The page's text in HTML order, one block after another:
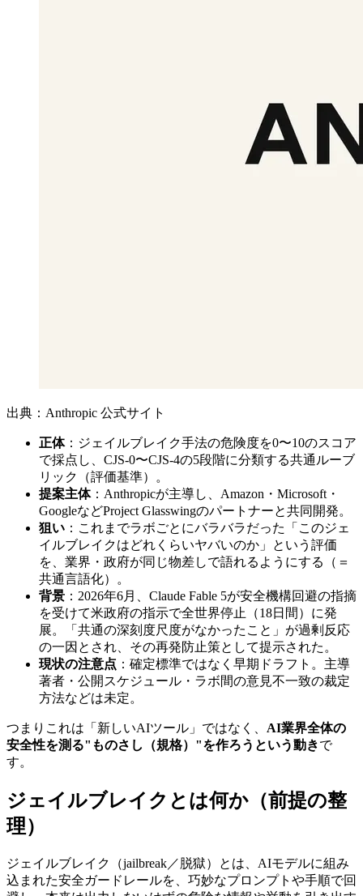
出典：Anthropic 公式サイト
正体：ジェイルブレイク手法の危険度を0〜10のスコア
で採点し、CJS-0〜CJS-4の5段階に分類する共通ルーブ
リック（評価基準）。
提案主体：Anthropicが主導し、Amazon・Microsoft・
GoogleなどProject Glasswingのパートナーと共同開発。
狙い ：これまでラボごとにバラバラだった「このジェ
イルブレイクはどれくらいヤバいのか」という評価
を、業界・政府が同じ物差しで語れるようにする（＝
共通言語化）。
背景 ：2026年6月、Claude Fable 5が安全機構回避の指摘
を受けて米政府の指示で全世界停止（18日間）に発
展。「共通の深刻度尺度がなかったこと」が過剰反応
の一因とされ、その再発防止策として提示された。
現状の注意点 ：確定標準ではなく早期ドラフト。主導
著者・公開スケジュール・ラボ間の意見不一致の裁定
方法などは未定。
つまりこれは「新しいAIツール」ではなく、 AI業界全体の
安全性を測る"ものさし（規格）"を作ろうという動きで
す。
ジェイルブレイクとは何か（前提の整
理）
ジェイルブレイク（jailbreak／脱獄）とは、AIモデルに組み
込まれた安全ガードレールを、巧妙なプロンプトや手順で回